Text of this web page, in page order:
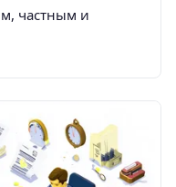
частным и